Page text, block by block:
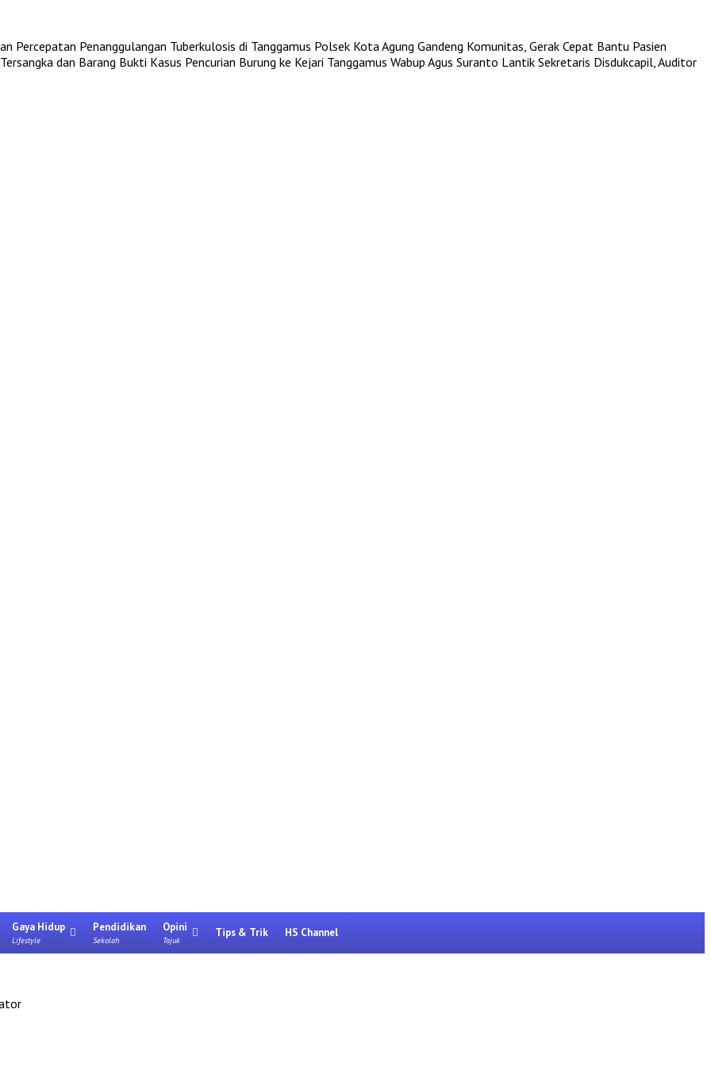
Percepatan Penanggulangan Tuberkulosis di Tanggamus Polsek Kota Agung Gandeng Komunitas, Gerak Cepat Bantu Pasien
dan Barang Bukti Kasus Pencurian Burung ke Kejari Tanggamus Wabup Agus Suranto Lantik Sekretaris Disdukcapil, Auditor
Gaya Hidup
Lifestyle
Pendidikan
Sekolah
Opini
Tajuk
Tips & Trik HS Channel